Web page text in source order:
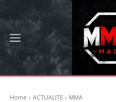
Home ACTUALITE MMA